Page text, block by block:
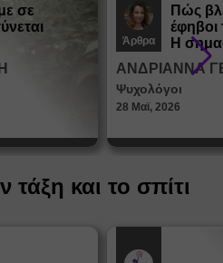
σε
Άρθρα
Πώς
Η
στη
ΑΝΔΡΙΑΝΝΑ
Ψυχολόγοι
28 Μαϊ, 2026
τάξη και το σπίτι